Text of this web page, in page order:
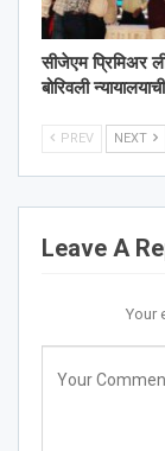
सीजेएम प्रिमिअर
बोरिवली
PREV NEXT
Leave A
Your